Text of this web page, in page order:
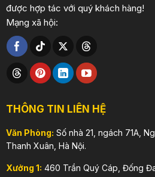
được hợp tác với quý khách hàng!
Mạng xã hội:
THÔNG TIN LIÊN HỆ
Văn Phòng: Số nhà 21, ngách 71A,
Thanh Xuân, Hà Nội.
Xưởng 1: 460 Trần Quý Cáp, Đống